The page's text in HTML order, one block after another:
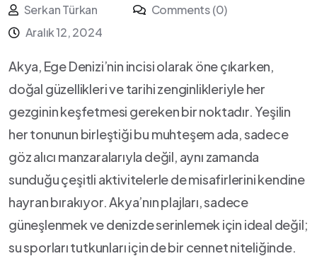
Serkan Türkan
Comments (0)
Aralık 12, 2024
Akya, ⁢Ege Denizi’nin incisi ​olarak öne ⁢çıkarken,​
doğal güzellikleri ve tarihi zenginlikleriyle ⁢her⁤
gezginin keşfetmesi​ gereken bir⁤ noktadır. Yeşilin
her tonunun birleştiği bu muhteşem ⁤ada, sadece
göz ​alıcı manzaralarıyla değil, aynı zamanda
sunduğu çeşitli aktivitelerle de⁣ misafirlerini kendine
⁤hayran bırakıyor. Akya’nın‍ plajları,⁣ sadece
güneşlenmek ve⁣ denizde serinlemek⁢ için ideal değil;
su sporları ⁤tutkunları için⁤ de bir cennet⁤ niteliğinde.‍